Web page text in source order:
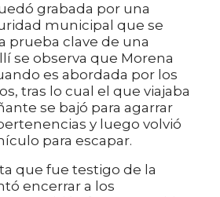
grabada por una
municipal que se
prueba clave de una
se observa que Morena
es abordada por los
tras lo cual el que viajaba
se bajó para agarrar
y luego volvió
para escapar.
que fue testigo de la
encerrar a los